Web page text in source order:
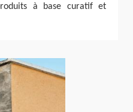
à base curatif et